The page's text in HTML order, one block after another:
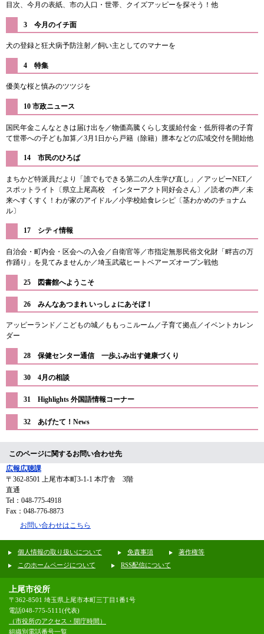
目次、今月の表紙、市の人口・世帯、クイズアッピーを探そう！他
3 今月のイチ面
犬の登録と狂犬病予防注射／飼い主としてのマナーを
4 特集
優美な桜と慎みのツツジを
​10 市政ニュース
国民年金こんなときは届け出を／物価高騰くらし支援給付金・低所得者の子育
て世帯への子ども加算／3月1日から戸籍（除籍）謄本などの広域交付を開始他
14 市民のひろば
まちかど特派員だより「誰でもできる第二の人生学び直し」／アッピーNET／
スポットライト〔県立上尾高校 インターアクト同好会さん〕／読者の声／未
来へすくすく！わが家のアイドル／小学校給食レシピ〔茎わかめのチョナム
ル〕
17 シティ情報
自治会・町内会・区会への入会／自衛官等／市指定無形民俗文化財「畔吉の万
作踊り」を見てみませんか／埼玉武蔵ヒートベアーズオープン戦他
25 図書館へようこそ
26 みんなあつまれ いっしょにあそぼ！
アッピーランド／こどもの城／ももっこルーム／子育て拠点／イベントカレン
ダー
28 保健センター通信 一歩ふみ出す健康づくり
30 4月の相談
31 Highlights 外国語情報コーナー
32 あげたて！News
このページに関するお問い合わせ先
広報広聴課
〒362-8501 上尾市本町3-1-1 本庁舎 3階
直通
Tel：048-775-4918
Fax：048-776-8873
お問い合わせはこちら
個人情報の取り扱いについて 免責事項
著作権等
このホームページについて
RSS配信について
上尾市役所
〒362-8501 埼玉県上尾市本町三丁目1番1号
電話048-775-5111(代表)
（市役所のアクセス・開庁時間）
組織別電話番号一覧